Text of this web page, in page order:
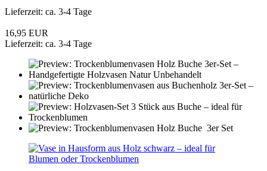
Lieferzeit: ca. 3-4 Tage
16,95 EUR
Lieferzeit: ca. 3-4 Tage